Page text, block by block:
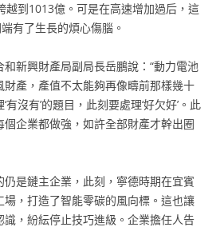
越到1013億。可是在高速增加過后，這
有了生長的煩心傷腦。
新興財產局副局長岳鵬說：“動力電池
產，產值不太能夠再像疇前那樣幾十
沒有’的題目，此刻要處理‘好欠好’。此
企業都做強，如許全部財產才幹出圈
仍是鏈主企業，此刻，寧德時期在宜賓
，打造了智能零碳的風向標。這也讓
，紛紜停止技巧進級。企業擔任人告